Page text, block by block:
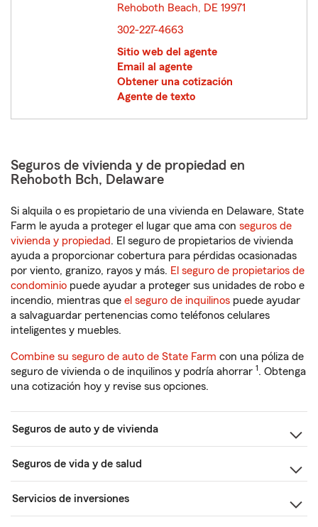
Rehoboth Beach, DE 19971
302-227-4663
Sitio web del agente
Email al agente
Obtener una cotización
Agente de texto
Seguros de vivienda y de propiedad en
Rehoboth Bch, Delaware
Si alquila o es propietario de una vivienda en Delaware, State
Farm le ayuda a proteger el lugar que ama con seguros de
vivienda y propiedad. El seguro de propietarios de vivienda
ayuda a proporcionar cobertura para pérdidas ocasionadas
por viento, granizo, rayos y más. El seguro de propietarios de
condominio puede ayudar a proteger sus unidades de robo e
incendio, mientras que el seguro de inquilinos puede ayudar
a salvaguardar pertenencias como teléfonos celulares
inteligentes y muebles.
Combine su seguro de auto de State Farm con una póliza de
seguro de vivienda o de inquilinos y podría ahorrar 1. Obtenga
una cotización hoy y revise sus opciones.
Seguros de auto y de vivienda
Seguros de vida y de salud
Servicios de inversiones